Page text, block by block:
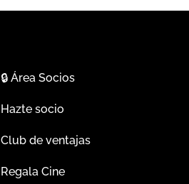
🔒Área Socios
Hazte socio
Club de ventajas
Regala Cine